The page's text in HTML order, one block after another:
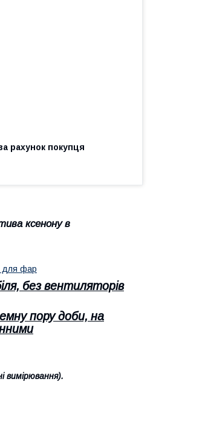
рахунок покупця
ксенону в
для фар
без вентиляторів
пору доби, на
вимірювання).